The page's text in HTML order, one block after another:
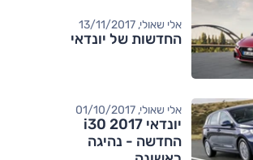
אלי שאולי, 13/11/2017
החדשות של יונדאי
אלי שאולי, 01/10/2017
יונדאי i30 2017
החדשה - נהיגה